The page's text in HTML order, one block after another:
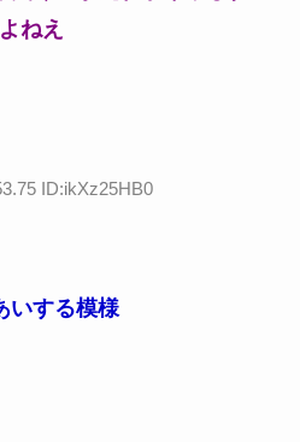
ねえ
ID:ikXz25HB0
いする模様